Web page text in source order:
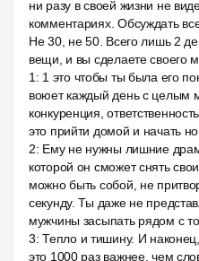
ни разу в своей жизни не
комментариях. Обсуждать
Не 30, не 50. Всего лишь 2
вещи, и вы сделаете своего
1 : 1 это чтобы ты была его
воюет каждый день с целым
конкуренция,
это прийти домой и начать
2: Ему не нужны лишние
которой он сможет снять
можно быть собой, не
секунду. Ты даже не
мужчины засыпать рядом с
3:Тепло и тишину. И
это 1000 раз важнее, чем